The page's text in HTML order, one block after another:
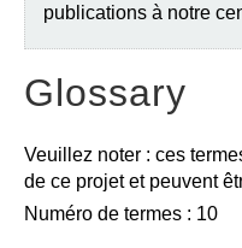
publications à notre
Glossary
Veuillez noter : ces
de ce projet et peuvent
Numéro de termes : 10